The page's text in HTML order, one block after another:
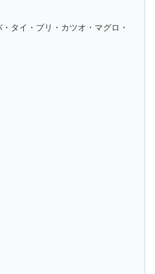
タイ・ブリ・カツオ・マグロ・